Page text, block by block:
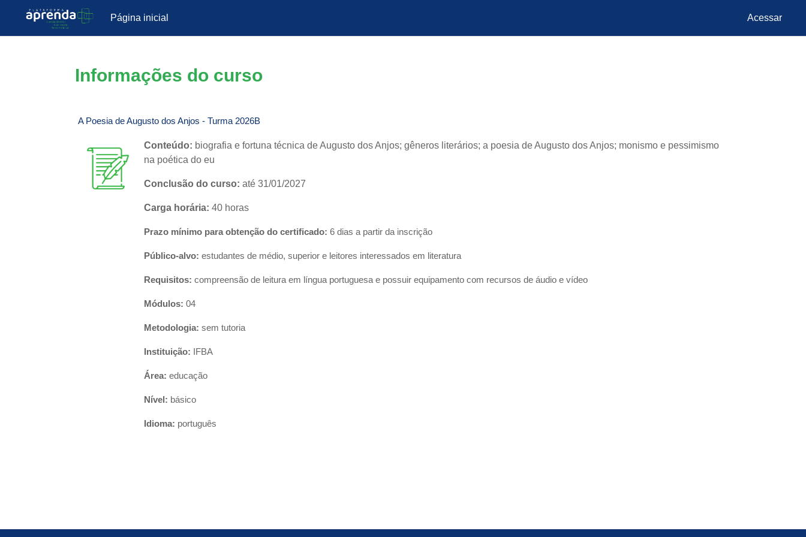
Página inicial Acessar
Informações do curso
A Poesia de Augusto dos Anjos - Turma 2026B
Conteúdo: biografia e fortuna técnica de Augusto dos Anjos; gêneros literários; a poesia de Augusto dos Anjos; monismo e pessimismo
na poética do eu
Conclusão do curso: até 31/01/2027
Carga horária: 40 horas
Prazo mínimo para obtenção do certificado: 6 dias a partir da inscrição
Público-alvo: estudantes de médio, superior e leitores interessados em literatura
Requisitos: compreensão de leitura em língua portuguesa e possuir equipamento com recursos de áudio e vídeo
Módulos: 04
Metodologia: sem tutoria
Instituição: IFBA
Área: educação
Nível: básico
Idioma: português